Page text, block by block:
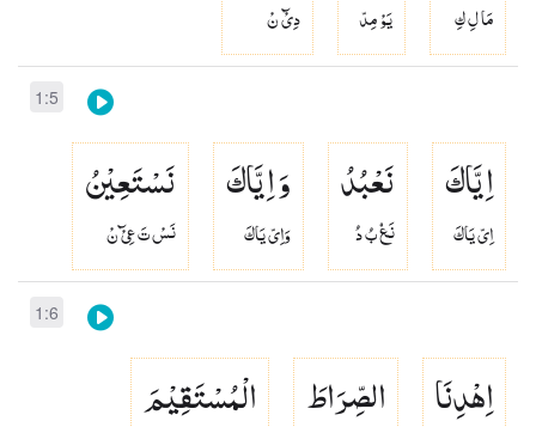
مَا لِ كِ يَوْ مِدّ دِىْٓ نْ
1:5
اِیَّاكَ
اِىّ يَاكَ
نَعْبُدُ
نَعۡ بُ دُ
وَ اِیَّاكَ
وَاِىّ يَاكَ
نَسْتَعِیْنُ
نَسْ تَ عِىْٓ نْ
1:6
اِهْدِنَا الصِّرَاطَ الْمُسْتَقِیْمَ